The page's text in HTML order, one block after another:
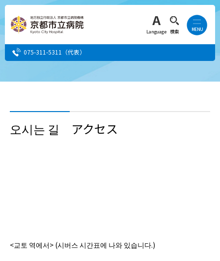
Language 検索
075-311-5311 （代表）
当院の魅力
오시는 길 アクセス
<교토 역에서> (시버스 시간표에 나와 있습니다.)